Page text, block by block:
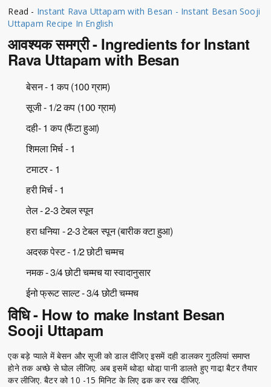
Read - Instant Rava Uttapam with Besan - Instant Besan Sooji
Uttapam Recipe In English
आवश्यक समग्री - Ingredients for Instant
Rava Uttapam with Besan
बेसन - 1 कप (100 ग्राम)
सूजी - 1/2 कप (100 ग्राम)
दही- 1 कप (फैंटा हुआ)
शिमला मिर्च - 1
टमाटर - 1
हरी मिर्च - 1
तेल - 2-3 टेबल स्पून
हरा धनिया - 2-3 टेबल स्पून (बारीक क्टा हुआ)
अदरक पेस्ट - 1/2 छोटी चम्मच
नमक - 3/4 छोटी चम्मच या स्वादानुसार
ईनो फ्रूट साल्ट - 3/4 छोटी चम्मच
विधि - How to make Instant Besan
Sooji Uttapam
एक बड़े प्याले में बेसन और सूजी को डाल दीजिए इसमें दही डालकर गुठलियां समाप्त
होने तक अच्छे से घोल लीजिए. अब इसमें थोडा़ थोडा़ पानी डालते हुए गाढा़ बैटर तैयार
कर लीजिए. बैटर को 10 -15 मिनिट के लिए ढक कर रख दीजिए.